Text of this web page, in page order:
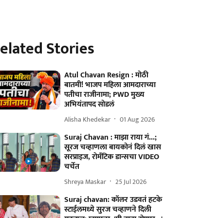
Stories
Atul Chavan Resign : मोठी
बातमी! भाजप महिला आमदाराच्या
पतीचा राजीनामा; PWD मुख्य
अभियंतापद सोडलं
Alisha Khedekar 01 Aug 2026
Suraj Chavan : माझा राया गं...;
सूरज चव्हाणला बायकोनं दिलं खास
सरप्राइज, रोमँटिक डान्सचा VIDEO
चर्चेत
Shreya Maskar 25 Jul 2026
Suraj chavan: कॉलर उडवतं हटके
स्टाईलमध्ये सुरज चव्हाणने दिली